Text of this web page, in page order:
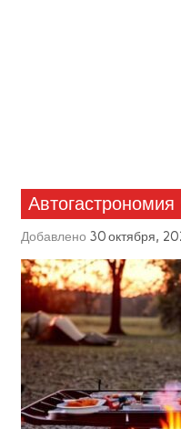
Автогастрономия
Добавлено 30 октября,